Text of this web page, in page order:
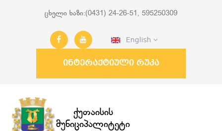
ცხელი ხაზი:(0431) 24-26-51, 595250309
English
ინტერაქტიული რუკა
ქუთაისის
მუნიციპალიტეტი